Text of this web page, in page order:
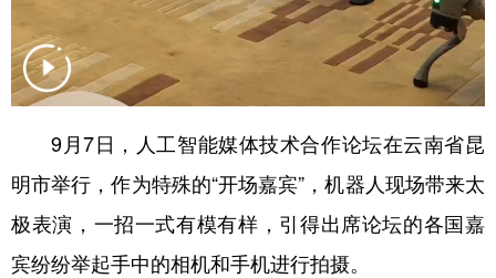
9月7日，人工智能媒体技术合作论坛在云南省昆
明市举行，作为特殊的“开场嘉宾”，机器人现场带来太
极表演，一招一式有模有样，引得出席论坛的各国嘉
宾纷纷举起手中的相机和手机进行拍摄。